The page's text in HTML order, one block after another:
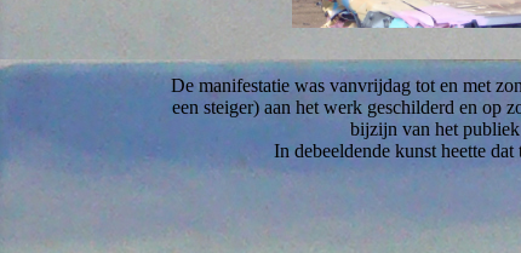
De manifestatie was vanvrijdag tot en met
een steiger) aan het werk geschilderd en op
bijzijn van het publiek
In debeeldende kunst heette